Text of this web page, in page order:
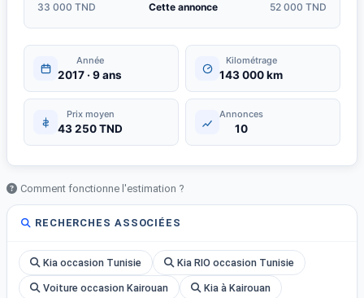
33 000 TND Cette annonce 52 000 TND
Année
2017 · 9 ans
Kilométrage
143 000 km
Prix moyen
43 250 TND
Annonces
10
Comment fonctionne l'estimation ?
RECHERCHES ASSOCIÉES
Kia occasion Tunisie Kia RIO occasion Tunisie
Voiture occasion Kairouan Kia à Kairouan